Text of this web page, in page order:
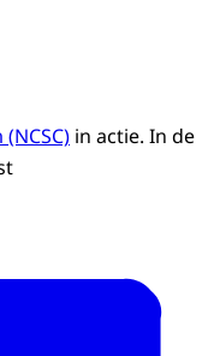
in actie. In de